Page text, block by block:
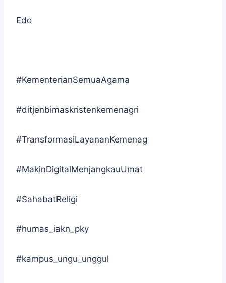
Edo
#KementerianSemuaAgama
#ditjenbimaskristenkemenagri
#TransformasiLayananKemenag
#MakinDigitalMenjangkauUmat
#SahabatReligi
#humas_iakn_pky
#kampus_ungu_unggul